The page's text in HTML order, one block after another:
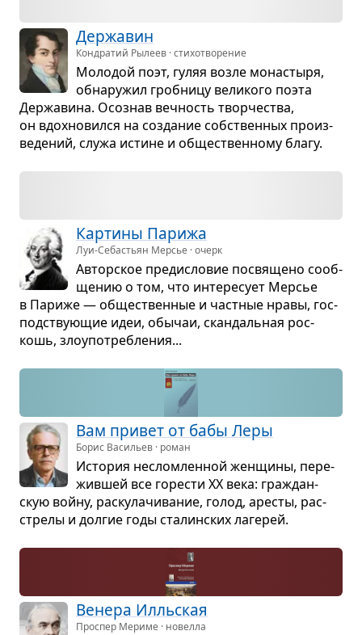
Дер­жа­вин
Кондратий Рылеев · стихотворение
Моло­дой поэт, гуляя возле мона­стыря,
обна­ру­жил гроб­ницу вели­кого поэта
Дер­жа­вина. Осо­знав веч­ность твор­че­ства,
он вдох­но­вился на созда­ние соб­ствен­ных про­из­
ве­де­ний, служа истине и обще­ствен­ному благу.
Кар­тины Парижа
Луи-Себастьян Мерсье · очерк
Автор­ское пре­ди­сло­вие посвя­щено сооб­
ще­нию о том, что инте­ре­сует Мер­сье
в Париже — обще­ствен­ные и част­ные нравы, гос­
под­ству­ю­щие идеи, обы­чаи, скан­даль­ная рос­
кошь, зло­упо­треб­ле­ния...
Вам при­вет от бабы Леры
Борис Васильев · роман
Исто­рия неслом­лен­ной жен­щины, пере­
жив­шей все горе­сти XX века: гра­ждан­
скую войну, рас­ку­ла­­чи­ва­ние, голод, аре­сты, рас­
стрелы и дол­гие годы ста­лин­ских лаге­рей.
Венера Илль­ская
Проспер Мериме · новелла